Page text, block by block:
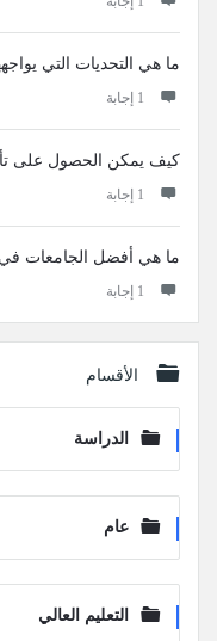
ما هي التحديات التي
‫1 إجابة
كيف يمكن الحصول على
‫1 إجابة
ما هي أفضل الجامعات في
‫1 إجابة
الأقسام
الدراسة
عام
التعليم العالي